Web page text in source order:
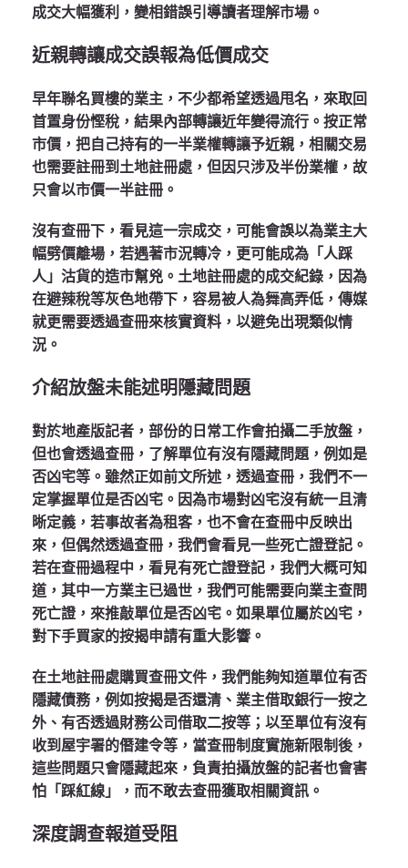
成交大幅獲利，變相錯誤引導讀者理解市場。
近親轉讓成交誤報為低價成交
早年聯名買樓的業主，不少都希望透過甩名，來取回
首置身份慳稅，結果內部轉讓近年變得流行。按正常
市價，把自己持有的一半業權轉讓予近親，相關交易
也需要註冊到土地註冊處，但因只涉及半份業權，故
只會以市價一半註冊。
沒有查冊下，看見這一宗成交，可能會誤以為業主大
幅劈價離場，若遇著市況轉冷，更可能成為「人踩
人」沽貨的造市幫兇。土地註冊處的成交紀錄，因為
在避辣稅等灰色地帶下，容易被人為舞高弄低，傳媒
就更需要透過查冊來核實資料，以避免出現類似情
況。
介紹放盤未能述明隱藏問題
對於地產版記者，部份的日常工作會拍攝二手放盤，
但也會透過查冊，了解單位有沒有隱藏問題，例如是
否凶宅等。雖然正如前文所述，透過查冊，我們不一
定掌握單位是否凶宅。因為市場對凶宅沒有統一且清
晰定義，若事故者為租客，也不會在查冊中反映出
來，但偶然透過查冊，我們會看見一些死亡證登記。
若在查冊過程中，看見有死亡證登記，我們大概可知
道，其中一方業主已過世，我們可能需要向業主查問
死亡證，來推敲單位是否凶宅。如果單位屬於凶宅，
對下手買家的按揭申請有重大影響。
在土地註冊處購買查冊文件，我們能夠知道單位有否
隱藏債務，例如按揭是否還清、業主借取銀行一按之
外、有否透過財務公司借取二按等；以至單位有沒有
收到屋宇署的僭建令等，當查冊制度實施新限制後，
這些問題只會隱藏起來，負責拍攝放盤的記者也會害
怕「踩紅線」，而不敢去查冊獲取相關資訊。
深度調查報道受阻